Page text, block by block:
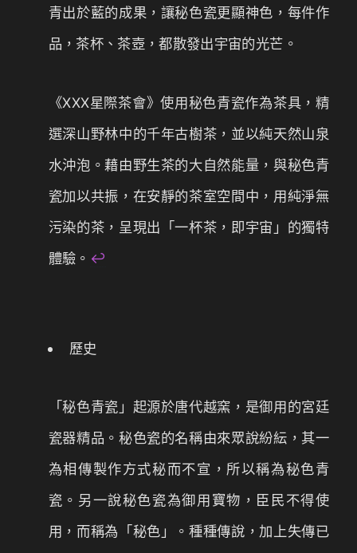
青出於藍的成果，讓秘色瓷更顯神色，每件作
品，茶杯、茶壺，都散發出宇宙的光芒。
《XXX星際茶會》使用秘色青瓷作為茶具，精
選深山野林中的千年古樹茶，並以純天然山泉
水沖泡。藉由野生茶的大自然能量，與秘色青
瓷加以共振，在安靜的茶室空間中，用純淨無
污染的茶，呈現出「一杯茶，即宇宙」的獨特
體驗。 ↩
歷史
「秘色青瓷」起源於唐代越窯，是御用的宮廷
瓷器精品。秘色瓷的名稱由來眾說紛紜，其一
為相傳製作方式秘而不宣，所以稱為秘色青
瓷。另一說秘色瓷為御用寶物，臣民不得使
用，而稱為「秘色」。種種傳說，加上失傳已